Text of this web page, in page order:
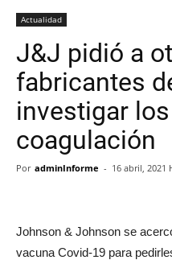
Actualidad
J&J pidió a
fabricantes
investigar
coagulación
Por adminInforme - 16 abril, 2021
Johnson & Johnson se
vacuna Covid-19 para